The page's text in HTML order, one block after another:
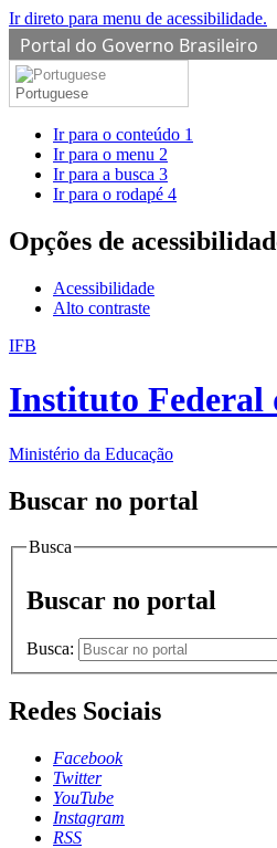
Ir direto para menu de acessibilidade.
Portal do Governo Brasileiro
Portuguese
Ir para o conteúdo 1
Ir para o menu 2
Ir para a busca 3
Ir para o rodapé 4
Opções de
Acessibilidade
Alto contraste
IFB
Instituto Federal
Ministério da Educação
Buscar no portal
Busca
Buscar no portal
Busca:
Redes Sociais
Facebook
Twitter
YouTube
Instagram
RSS